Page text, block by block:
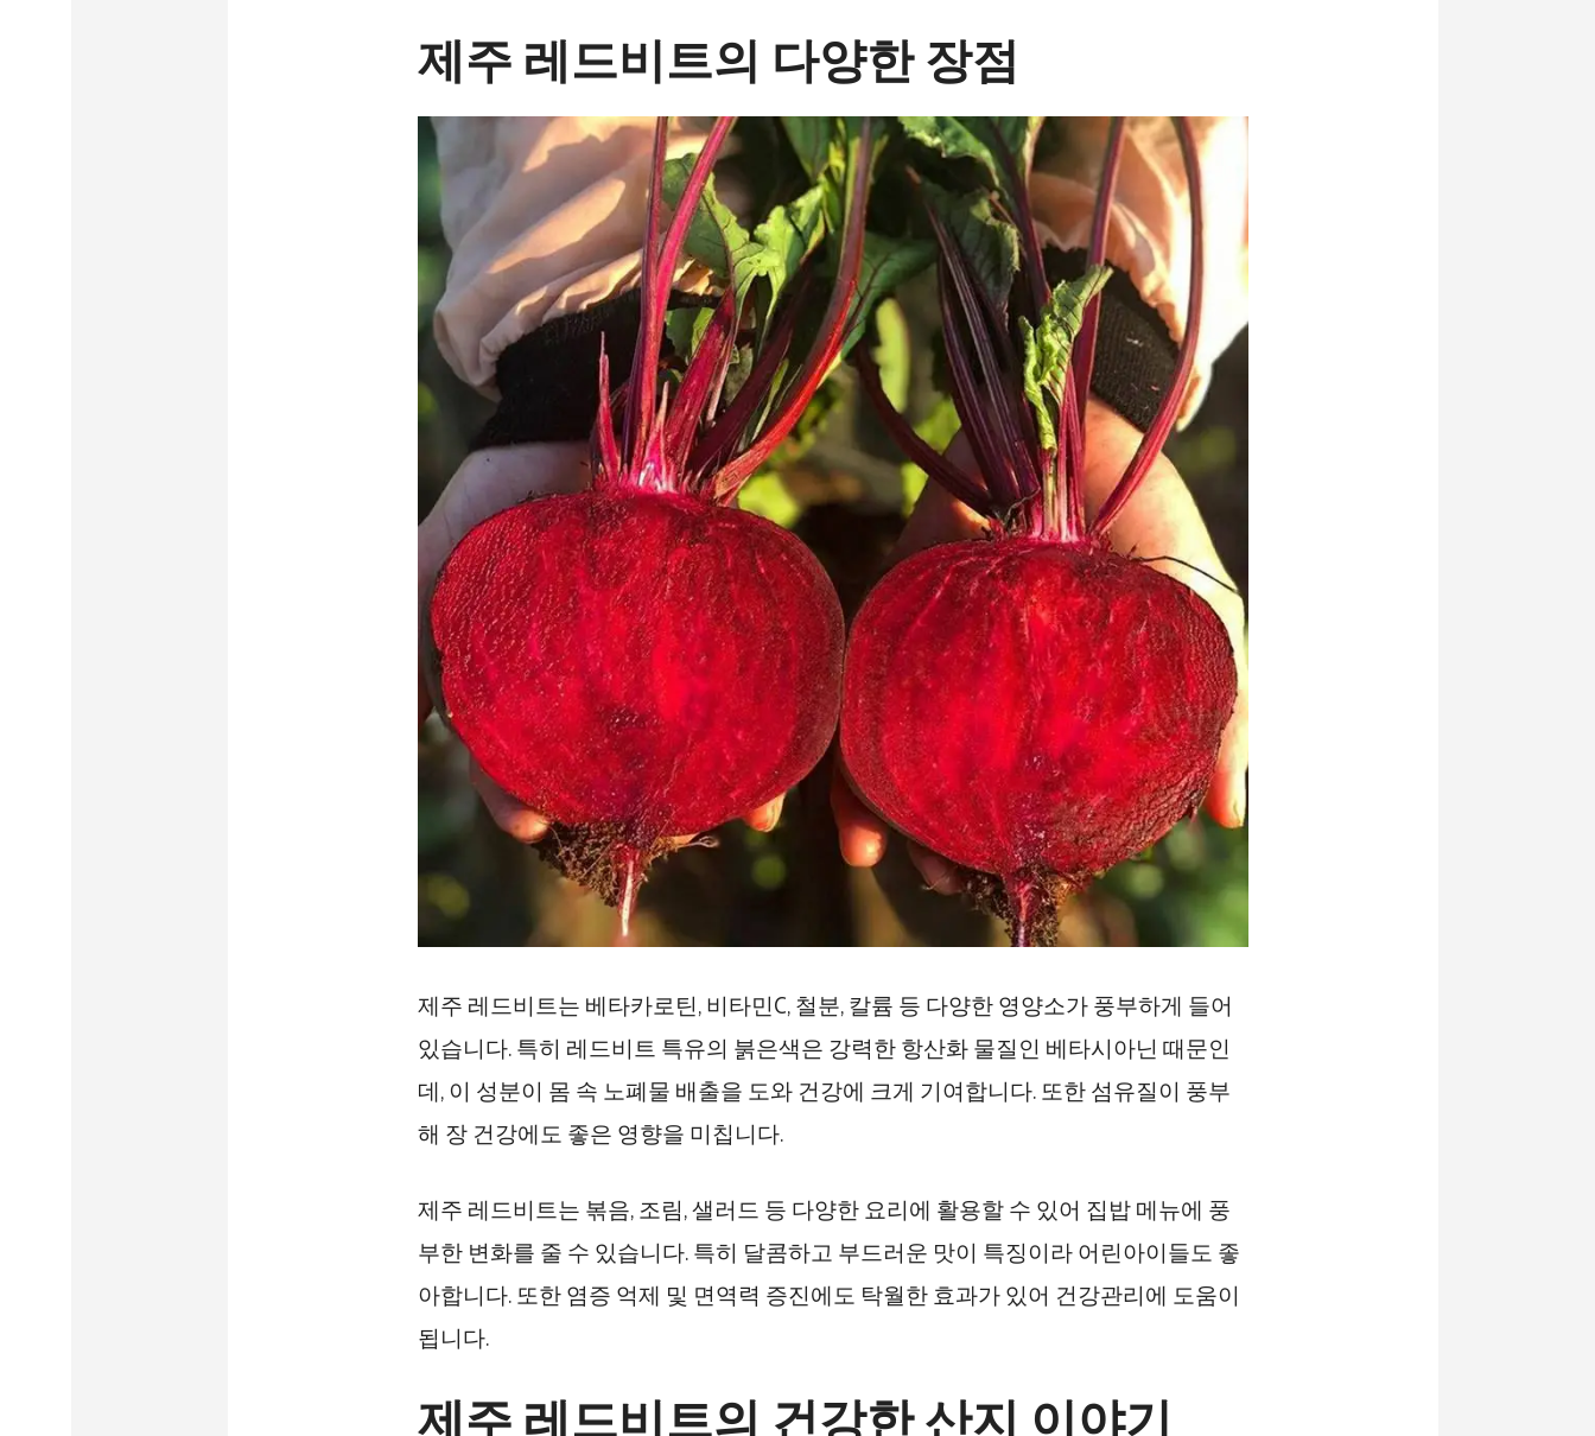
제주 레드비트의 다양한 장점
제주 레드비트는 베타카로틴, 비타민C, 철분, 칼륨 등 다양한 영양소가 풍부하게 들어
있습니다. 특히 레드비트 특유의 붉은색은 강력한 항산화 물질인 베타시아닌 때문인
데, 이 성분이 몸 속 노폐물 배출을 도와 건강에 크게 기여합니다. 또한 섬유질이 풍부
해 장 건강에도 좋은 영향을 미칩니다.
제주 레드비트는 볶음, 조림, 샐러드 등 다양한 요리에 활용할 수 있어 집밥 메뉴에 풍
부한 변화를 줄 수 있습니다. 특히 달콤하고 부드러운 맛이 특징이라 어린아이들도 좋
아합니다. 또한 염증 억제 및 면역력 증진에도 탁월한 효과가 있어 건강관리에 도움이
됩니다.